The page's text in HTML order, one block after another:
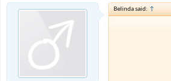
Belinda said: ↑